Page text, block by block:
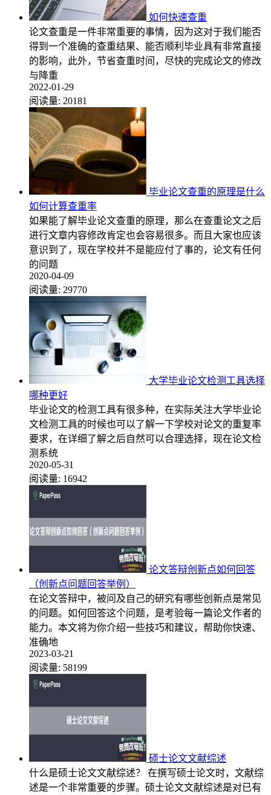
如何快速查重
论文查重是一件非常重要的事情，因为这对于我们能否
得到一个准确的查重结果、能否顺利毕业具有非常直接
的影响，此外，节省查重时间，尽快的完成论文的修改
与降重
2022-01-29
阅读量: 20181
毕业论文查重的原理是什么
如何计算查重率
如果能了解毕业论文查重的原理，那么在查重论文之后
进行文章内容修改肯定也会容易很多。而且大家也应该
意识到了，现在学校并不是能应付了事的，论文有任何
的问题
2020-04-09
阅读量: 29770
大学毕业论文检测工具选择
哪种更好
毕业论文的检测工具有很多种，在实际关注大学毕业论
文检测工具的时候也可以了解一下学校对论文的重复率
要求，在详细了解之后自然可以合理选择，现在论文检
测系统
2020-05-31
阅读量: 16942
论文答辩创新点如何回答
（创新点问题回答举例）
在论文答辩中，被问及自己的研究有哪些创新点是常见
的问题。如何回答这个问题，是考验每一篇论文作者的
能力。本文将为你介绍一些技巧和建议，帮助你快速、
准确地
2023-03-21
阅读量: 58199
硕士论文文献综述
什么是硕士论文文献综述？ 在撰写硕士论文时，文献综
述是一个非常重要的步骤。硕士论文文献综述是对已有